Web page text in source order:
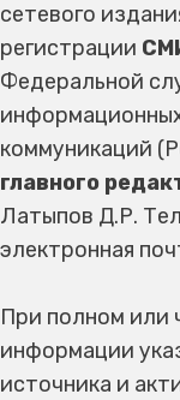
сетевого
регистрации
Федеральной
коммуникаций
главного
Латыпов Д.Р.
электронная
При полном или
информации
источника и